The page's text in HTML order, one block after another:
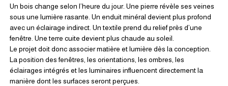
Un bois change selon l’heure du jour. Une pierre révèle ses veines
sous une lumière rasante. Un enduit minéral devient plus profond
avec un éclairage indirect. Un textile prend du relief près d’une
fenêtre. Une terre cuite devient plus chaude au soleil.
Le projet doit donc associer matière et lumière dès la conception.
La position des fenêtres, les orientations, les ombres, les
éclairages intégrés et les luminaires influencent directement la
manière dont les surfaces seront perçues.